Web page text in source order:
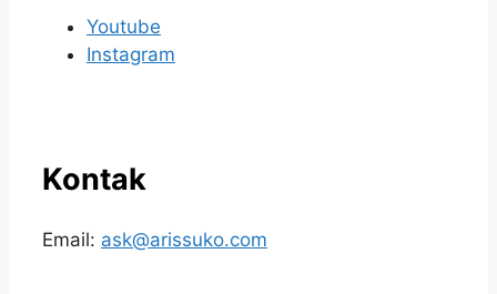
Youtube
Instagram
Kontak
Email: ask@arissuko.com